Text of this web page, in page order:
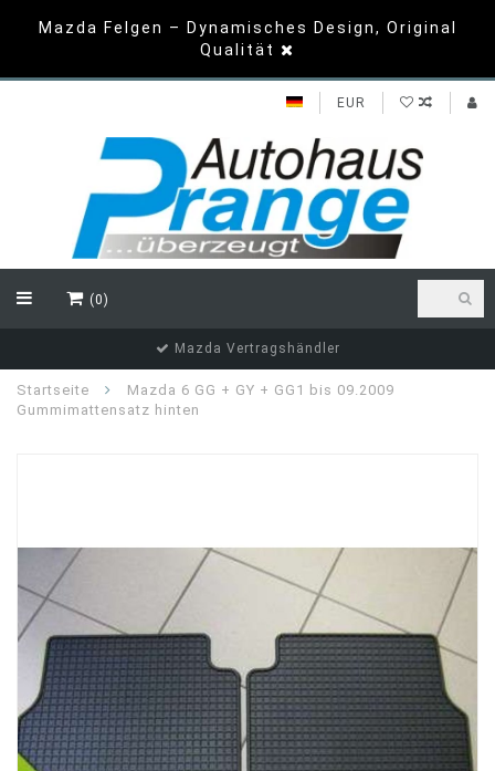
Mazda Felgen – Dynamisches Design, Original
Qualität
EUR
(0)
Top Bewertungen
Startseite
Mazda 6 GG + GY + GG1 bis 09.2009
Gummimattensatz hinten